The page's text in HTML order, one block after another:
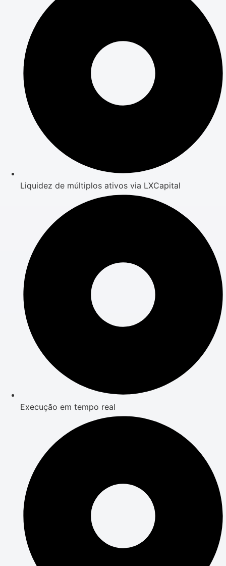
Liquidez de múltiplos ativos via LXCapital
Execução em tempo real